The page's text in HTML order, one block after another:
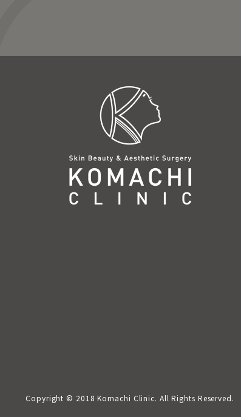
Copyright © 2018 Komachi Clinic. All Rights Reserved.